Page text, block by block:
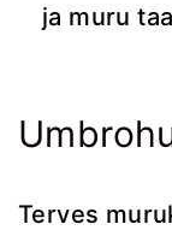
ja muru
Terves